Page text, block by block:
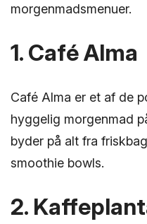
morgenmadsmenuer.
1. Café Alma
Café Alma er et af de
hyggelig morgenmad
byder på alt fra
smoothie bowls.
2.